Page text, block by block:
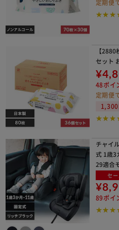
定期便
【
セット
48ポイ
定期便
チャイ
式 1歳3
29適合
ラック
セ
89ポイ